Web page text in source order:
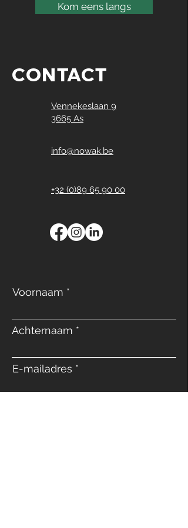
Kom eens langs
CONTACT
Vennekeslaan 9
3665 As
info@nowak.be
+32 (0)89 65 90 00
Voornaam
Achternaam
E-mailadres